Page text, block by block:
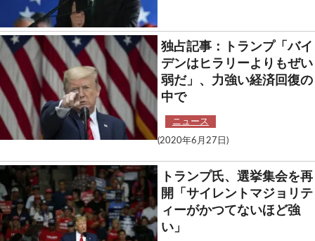
独占記事：トランプ「バイ
デンはヒラリーよりもぜい
弱だ」、力強い経済回復の
中で
ニュース
(2020年6月27日)
トランプ氏、選挙集会を再
開「サイレントマジョリテ
ィーがかつてないほど強
い」